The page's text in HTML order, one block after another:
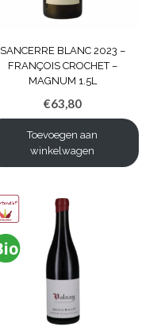
SANCERRE BLANC 2023 –
FRANÇOIS CROCHET –
MAGNUM 1.5L
€63,80
Toevoegen aan
winkelwagen